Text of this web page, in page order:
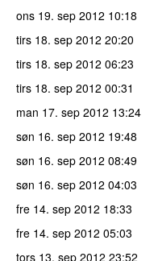
ons 19. sep 2012 10:18
tirs 18. sep 2012 20:20
tirs 18. sep 2012 06:23
tirs 18. sep 2012 00:31
man 17. sep 2012 13:24
søn 16. sep 2012 19:48
søn 16. sep 2012 08:49
søn 16. sep 2012 04:03
fre 14. sep 2012 18:33
fre 14. sep 2012 05:03
tors 13. sep 2012 23:52